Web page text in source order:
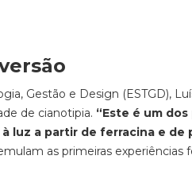
Gestão e Design (ESTGD),
de cianotipia. “Este é um
luz a partir de ferracina e de
as primeiras experiências